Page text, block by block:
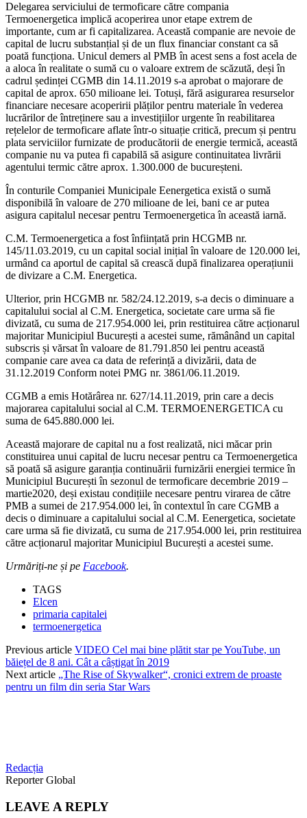
Delegarea serviciului de termoficare către compania
Termoenergetica implică acoperirea unor etape extrem de
importante, cum ar fi capitalizarea. Această companie are nevoie de
capital de lucru substanțial și de un flux financiar constant ca să
poată funcționa. Unicul demers al PMB în acest sens a fost acela de
a aloca în realitate o sumă cu o valoare extrem de scăzută, deși în
cadrul ședinței CGMB din 14.11.2019 s-a aprobat o majorare de
capital de aprox. 650 milioane lei. Totuși, fără asigurarea resurselor
financiare necesare acoperirii plăților pentru materiale în vederea
lucrărilor de întreținere sau a investițiilor urgente în reabilitarea
rețelelor de termoficare aflate într-o situație critică, precum și pentru
plata serviciilor furnizate de producătorii de energie termică, această
companie nu va putea fi capabilă să asigure continuitatea livrării
agentului termic către aprox. 1.300.000 de bucureșteni.
În conturile Companiei Municipale Eenergetica există o sumă
disponibilă în valoare de 270 milioane de lei, bani ce ar putea
asigura capitalul necesar pentru Termoenergetica în această iarnă.
C.M. Termoenergetica a fost înființată prin HCGMB nr.
145/11.03.2019, cu un capital social inițial în valoare de 120.000 lei,
urmând ca aportul de capital să crească după finalizarea operațiunii
de divizare a C.M. Energetica.
Ulterior, prin HCGMB nr. 582/24.12.2019, s-a decis o diminuare a
capitalului social al C.M. Energetica, societate care urma să fie
divizată, cu suma de 217.954.000 lei, prin restituirea către acționarul
majoritar Municipiul București a acestei sume, rămânând un capital
subscris și vărsat în valoare de 81.791.850 lei pentru această
companie care avea ca data de referință a divizării, data de
31.12.2019 Conform notei PMG nr. 3861/06.11.2019.
CGMB a emis Hotărârea nr. 627/14.11.2019, prin care a decis
majorarea capitalului social al C.M. TERMOENERGETICA cu
suma de 645.880.000 lei.
Această majorare de capital nu a fost realizată, nici măcar prin
constituirea unui capital de lucru necesar pentru ca Termoenergetica
să poată să asigure garanția continuării furnizării energiei termice în
Municipiul București în sezonul de termoficare decembrie 2019 –
martie2020, deși existau condițiile necesare pentru virarea de către
PMB a sumei de 217.954.000 lei, în contextul în care CGMB a
decis o diminuare a capitalului social al C.M. Eenergetica, societate
care urma să fie divizată, cu suma de 217.954.000 lei, prin restituirea
către acționarul majoritar Municipiul București a acestei sume.
Urmăriți-ne și pe Facebook.
TAGS
Elcen
primaria capitalei
termoenergetica
Previous article VIDEO Cel mai bine plătit star pe YouTube, un
băiețel de 8 ani. Cât a câștigat în 2019
Next article „The Rise of Skywalker“, cronici extrem de proaste
pentru un film din seria Star Wars
Redacția
Reporter Global
LEAVE A REPLY